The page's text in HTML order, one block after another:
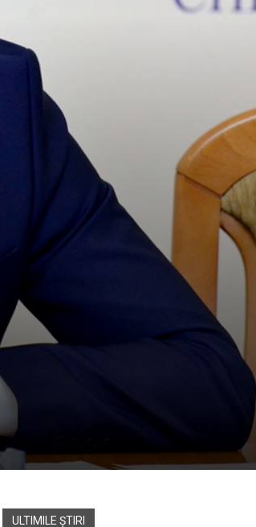
ULTIMILE ȘTIRI